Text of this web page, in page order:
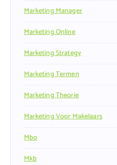
Marketing Manager
Marketing Online
Marketing Strategy
Marketing Termen
Marketing Theorie
Marketing Voor Makelaars
Mbo
Mkb